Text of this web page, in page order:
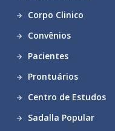
Corpo Clinico
Convênios
Pacientes
Prontuários
Centro de Estudos
Sadalla Popular